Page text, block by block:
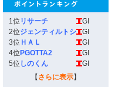
1位 リサーチ
GI
2位ジェンティルトシ
GI
3位 ＨＡＬ
GI
4位 PGOTTA2
GI
5位 しのくん
GI
【 さらに表示】